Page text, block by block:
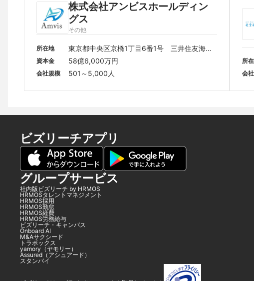
株式会社アンビスホールディン
グス
その他
所在地
東京都中央区京橋1丁目6番1号　三井住友海上
テプコビル7階
資本金 58億6,000万円
会社規模 501～5,000人
所
会
ビズリーチアプリ
グループサービス
社内版ビズリーチ by HRMOS
HRMOSタレントマネジメント
HRMOS採用
HRMOS勤怠
HRMOS経費
HRMOS労務給与
ビズリーチ・キャンパス
Onboard AI
M&Aサクシード
トラボックス
yamory（ヤモリー）
Assured（アシュアード）
スタンバイ